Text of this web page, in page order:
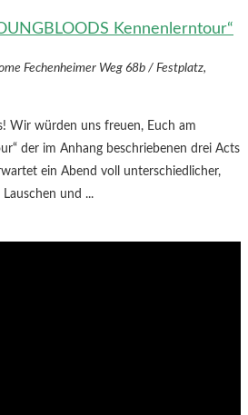
Kennenlerntour“
Fechenheimer Weg 68b / Festplatz,
Wir würden uns freuen, Euch am
der im Anhang beschriebenen drei Acts
ein Abend voll unterschiedlicher,
und ...